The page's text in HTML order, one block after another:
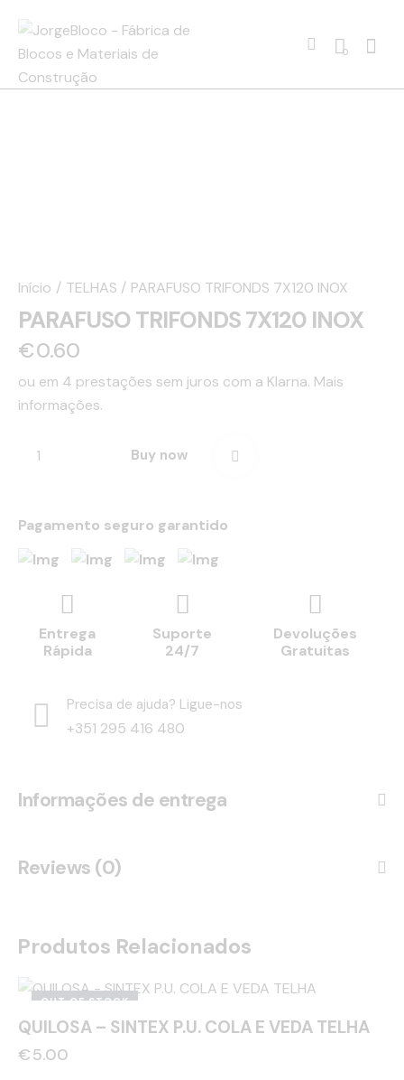
0
Início TELHAS PARAFUSO TRIFONDS 7X120 INOX
PARAFUSO TRIFONDS 7X120 INOX
€0.60
ou em 4 prestações sem juros com a Klarna. Mais
informações.
Buy now
Pagamento seguro garantido
Entrega
Rápida
Suporte
24/7
Devoluções
Gratuitas
Precisa de ajuda? Ligue-nos
+351 295 416 480
Informações de entrega
Reviews (0)
Produtos Relacionados
OUT OF STOCK
QUILOSA – SINTEX P.U. COLA E VEDA TELHA
€5.00